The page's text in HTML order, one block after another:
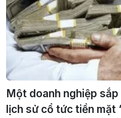
Một doanh nghiệp
lịch sử cổ tức tiền mặt